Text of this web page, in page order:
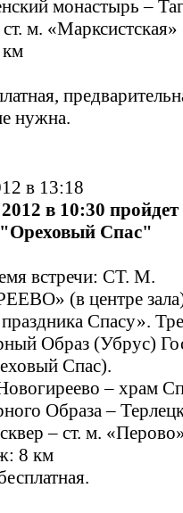
монастырь –
м. «Марксистская»
нужна.
в 13:18
2012 в 10:30
"Ореховый Спас"
встречи: СТ. М.
(в центре
Спасу».
Образ (Убрус)
Спас).
– храм
Образа –
– ст. м.
8 км